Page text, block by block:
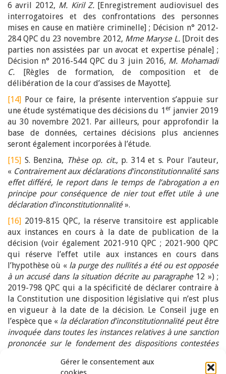
Gérer le consentement aux
6 avril 2012, M. Kiril Z.[Enregistrement audiovisuel des
interrogatoires et des confrontations des personnes
mises en cause en matière criminelle] ; Décision n° 2012-
284 QPC du 23 novembre 2012, Mme Maryse L.[Droit des
parties non assistées par un avocat et expertise pénale] ;
Décision n° 2016-544 QPC du 3 juin 2016, M. Mohamadi
C. [Règles de formation, de composition et de
délibération de la cour d’assises de Mayotte].
[14] Pour ce faire, la présente intervention s’appuie sur
une étude systématique des décisions du 1 erjanvier 2019
au 30 novembre 2021. Par ailleurs, pour approfondir la
base de données, certaines décisions plus anciennes
seront également incorporées à l’étude.
[15] S. Benzina, Thèse op. cit., p. 314 et s. Pour l’auteur,
« Contrairement aux déclarations d’inconstitutionnalité sans
effet différé, le report dans le temps de l’abrogation a en
principe pour conséquence de nier tout effet utile à une
déclaration d’inconstitutionnalité».
[16] 2019-815 QPC, la réserve transitoire est applicable
aux instances en cours à la date de publication de la
décision (voir également 2021-910 QPC ; 2021-900 QPC
qui réserve l’effet utile aux instances en cours dans
l’hypothèse où « la purge des nullités a été ou est opposée
à un accusé dans la situation décrite au paragraphe12 ») ;
2019-798 QPC qui a la spécificité de déclarer contraire à
la Constitution une disposition législative qui n’est plus
en vigueur à la date de la décision. Le Conseil juge en
l’espèce que « la déclaration d’inconstitutionnalité peut être
invoquée dans toutes les instances relatives à une sanction
prononcée sur le fondement des dispositions contestées
définitivement jugées à cette date, à l’exception des